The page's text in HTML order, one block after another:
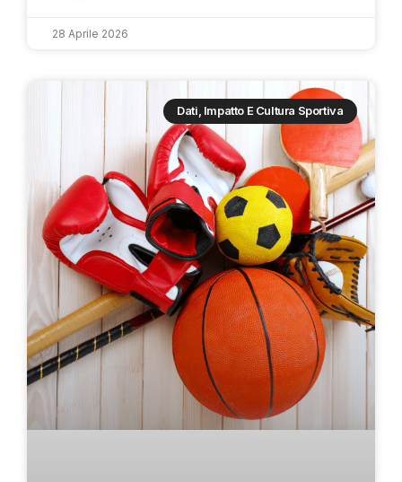
28 Aprile 2026
Dati, Impatto E Cultura Sportiva